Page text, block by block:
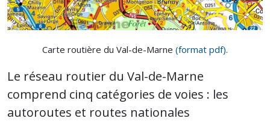
Carte routière du Val-de-Marne (format pdf).
Le réseau routier du Val-de-Marne
comprend cinq catégories de voies : les
autoroutes et routes nationales